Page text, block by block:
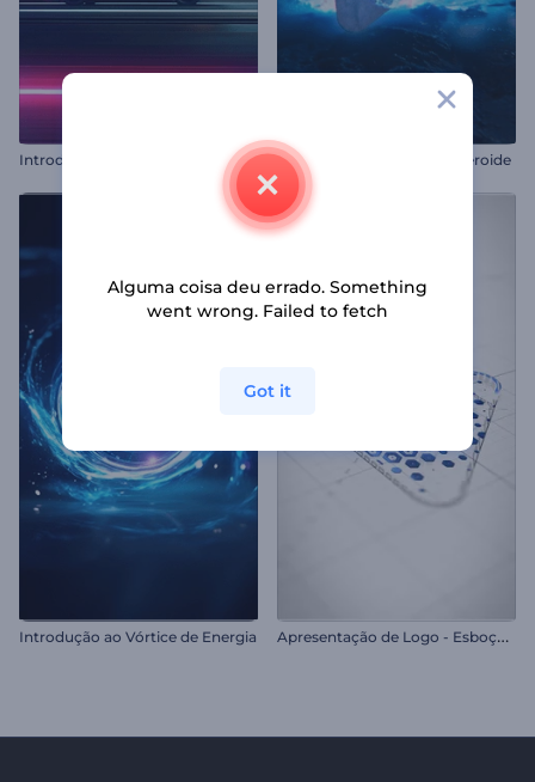
I
ntrodução com Trilhas de Velocidade de Carro Introdução à queda de asteroide
Introdução ao Vórtice de Energia A
presentação de Logo - Esboço de Hexágonos
Alguma coisa deu errado. Something
went wrong. Failed to fetch
Got it